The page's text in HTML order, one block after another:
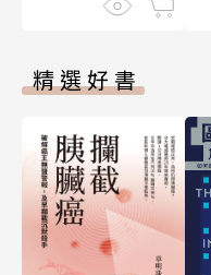
精選好書